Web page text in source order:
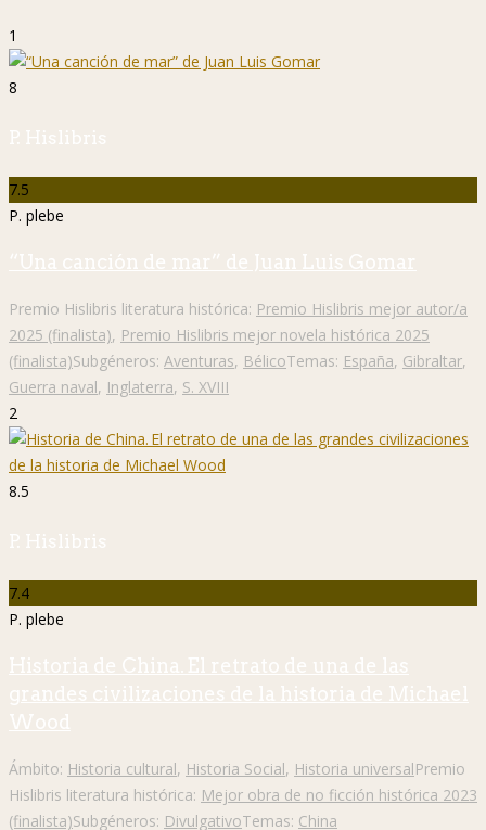
1
8
P. Hislibris
7.5
P. plebe
“Una canción de mar” de Juan Luis Gomar
Premio Hislibris literatura histórica: Premio Hislibris mejor autor/a
2025 (finalista), Premio Hislibris mejor novela histórica 2025
(finalista)Subgéneros: Aventuras, BélicoTemas: España, Gibraltar,
Guerra naval, Inglaterra, S. XVIII
2
8.5
P. Hislibris
7.4
P. plebe
Historia de China. El retrato de una de las
grandes civilizaciones de la historia de Michael
Wood
Ámbito: Historia cultural, Historia Social, Historia universalPremio
Hislibris literatura histórica: Mejor obra de no ficción histórica 2023
(finalista)Subgéneros: DivulgativoTemas: China